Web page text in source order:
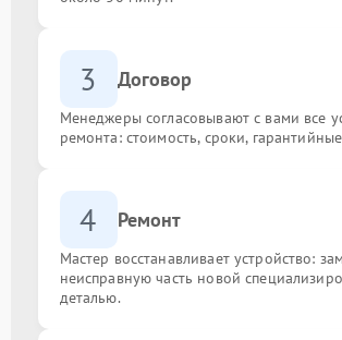
3 Договор
Менеджеры согласовывают с вами все
ремонта: стоимость, сроки,
4 Ремонт
Мастер восстанавливает устройство:
неисправную часть новой
деталью.